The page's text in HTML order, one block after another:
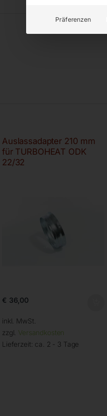
Auslassadapter 210 mm
für TURBOHEAT ODK
22/32
€ 36,00
inkl. MwSt.
zzgl. Versandkosten
Lieferzeit: ca. 2 - 3 Tage
Präferenzen